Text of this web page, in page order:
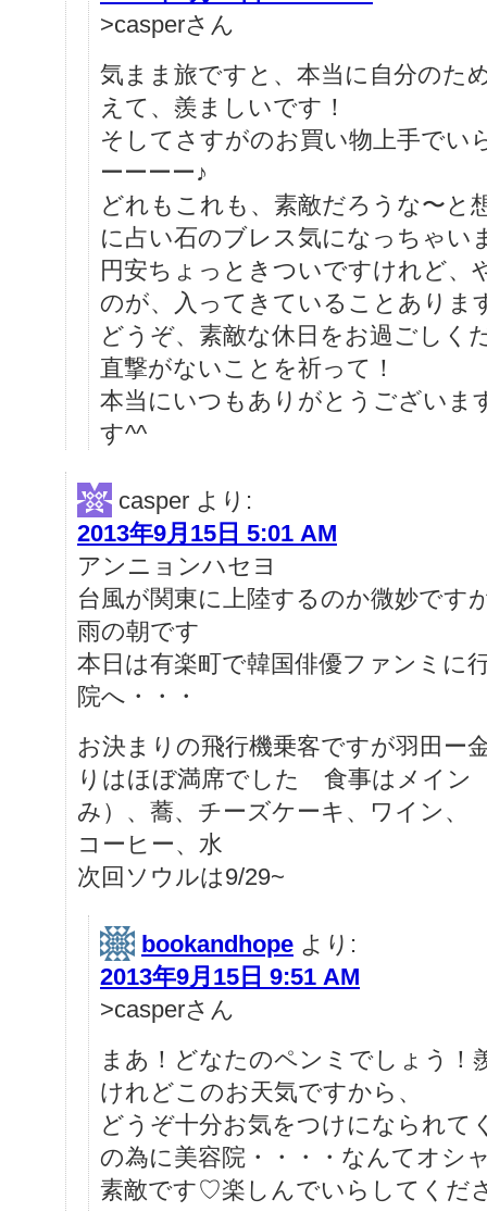
>casperさん
気まま旅ですと、本当に自分のた
えて、羨ましいです！
そしてさすがのお買い物上手でい
ーーーー♪
どれもこれも、素敵だろうな〜と
に占い石のブレス気になっちゃい
円安ちょっときついですけれど、
のが、入ってきていることありま
どうぞ、素敵な休日をお過ごしく
直撃がないことを祈って！
本当にいつもありがとうございま
す^^
casper より:
2013年9月15日 5:01 AM
アンニョンハセヨ
台風が関東に上陸するのか微妙です
雨の朝です
本日は有楽町で韓国俳優ファンミに
院へ・・・
お決まりの飛行機乗客ですが羽田
りはほぼ満席でした 食事はメイン
み）、蕎、チーズケーキ、ワイン、
コーヒー、水
次回ソウルは9/29~
bookandhope より:
2013年9月15日 9:51 AM
>casperさん
まあ！どなたのペンミでしょう！
けれどこのお天気ですから、
どうぞ十分お気をつけになられて
の為に美容院・・・・なんてオシ
素敵です♡楽しんでいらしてくだ